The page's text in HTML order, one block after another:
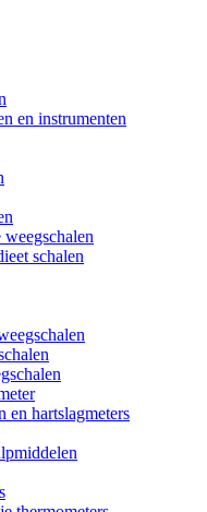
en instrumenten
schalen
en hartslagmeters